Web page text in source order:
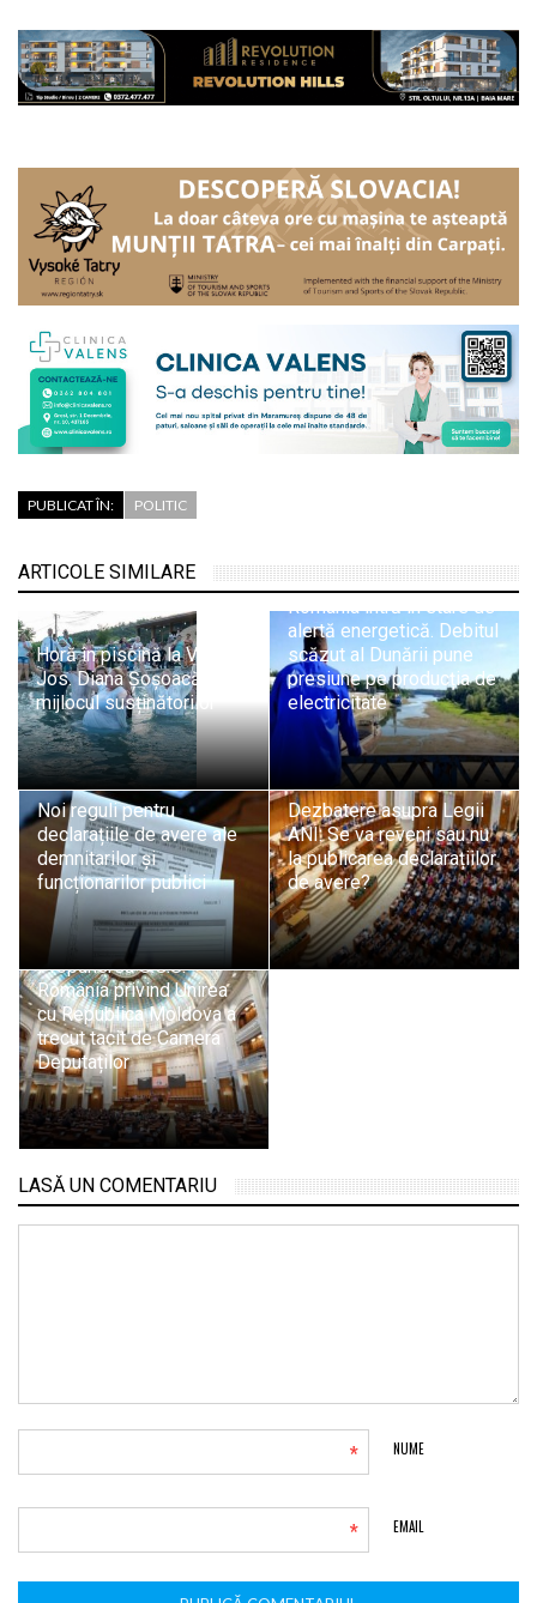
PUBLICAT ÎN: POLITIC
ARTICOLE SIMILARE
Horă în piscină la Vața de
Jos. Diana Șoșoacă, în
mijlocul susținătorilor
România intră în stare de
alertă energetică. Debitul
scăzut al Dunării pune
presiune pe producția de
electricitate
Noi reguli pentru
declarațiile de avere ale
demnitarilor și
funcționarilor publici
Dezbatere asupra Legii
ANI: Se va reveni sau nu
la publicarea declarațiilor
de avere?
Propunerea S.O.S.
România privind Unirea
cu Republica Moldova a
trecut tacit de Camera
Deputaților
LASĂ UN COMENTARIU
NUME
*
EMAIL
*